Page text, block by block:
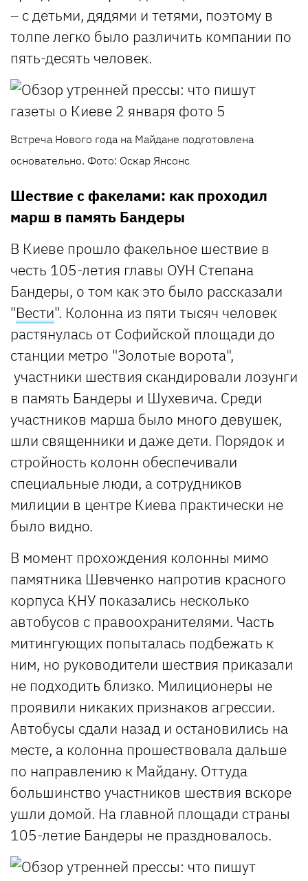
– с детьми, дядями и тетями, поэтому в
толпе легко было различить компании по
пять-десять человек.
Встреча Нового года на Майдане подготовлена
основательно. Фото: Оскар Янсонс
Шествие с факелами: как проходил
марш в память Бандеры
В Киеве прошло факельное шествие в
честь 105-летия главы ОУН Степана
Бандеры, о том как это было рассказали
"Вести". Колонна из пяти тысяч человек
растянулась от Софийской площади до
станции метро "Золотые ворота",
участники шествия скандировали лозунги
в память Бандеры и Шухевича. Среди
участников марша было много девушек,
шли священники и даже дети. Порядок и
стройность колонн обеспечивали
специальные люди, а сотрудников
милиции в центре Киева практически не
было видно.
В момент прохождения колонны мимо
памятника Шевченко напротив красного
корпуса КНУ показались несколько
автобусов с правоохранителями. Часть
митингующих попыталась подбежать к
ним, но руководители шествия приказали
не подходить близко. Милиционеры не
проявили никаких признаков агрессии.
Автобусы сдали назад и остановились на
месте, а колонна прошествовала дальше
по направлению к Майдану. Оттуда
большинство участников шествия вскоре
ушли домой. На главной площади страны
105-летие Бандеры не праздновалось.